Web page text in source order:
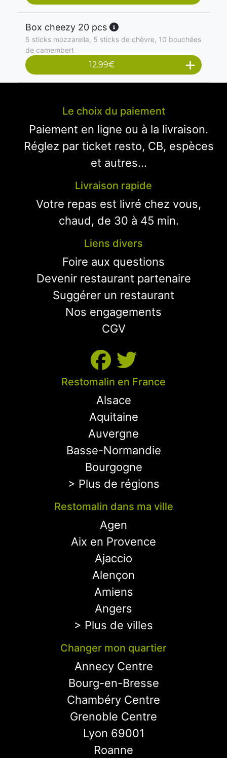
Box cheezy 20 pcs
5 sticks mozzarella, 5 sticks de chèvre, 10 bouchées
de camembert
12.99€
Le choix du paiement
Paiement en ligne ou à la livraison.
Réglez par ticket resto, CB, espèces
et autres...
Livraison rapide
Votre repas est livré chez vous,
chaud, de 30 à 45 min.
Liens divers
Foire aux questions
Devenir restaurant partenaire
Suggérer un restaurant
Nos engagements
CGV
Restomalin en France
Alsace
Aquitaine
Auvergne
Basse-Normandie
Bourgogne
> Plus de régions
Restomalin dans ma ville
Agen
Aix en Provence
Ajaccio
Alençon
Amiens
Angers
> Plus de villes
Changer mon quartier
Annecy Centre
Bourg-en-Bresse
Chambéry Centre
Grenoble Centre
Lyon 69001
Roanne